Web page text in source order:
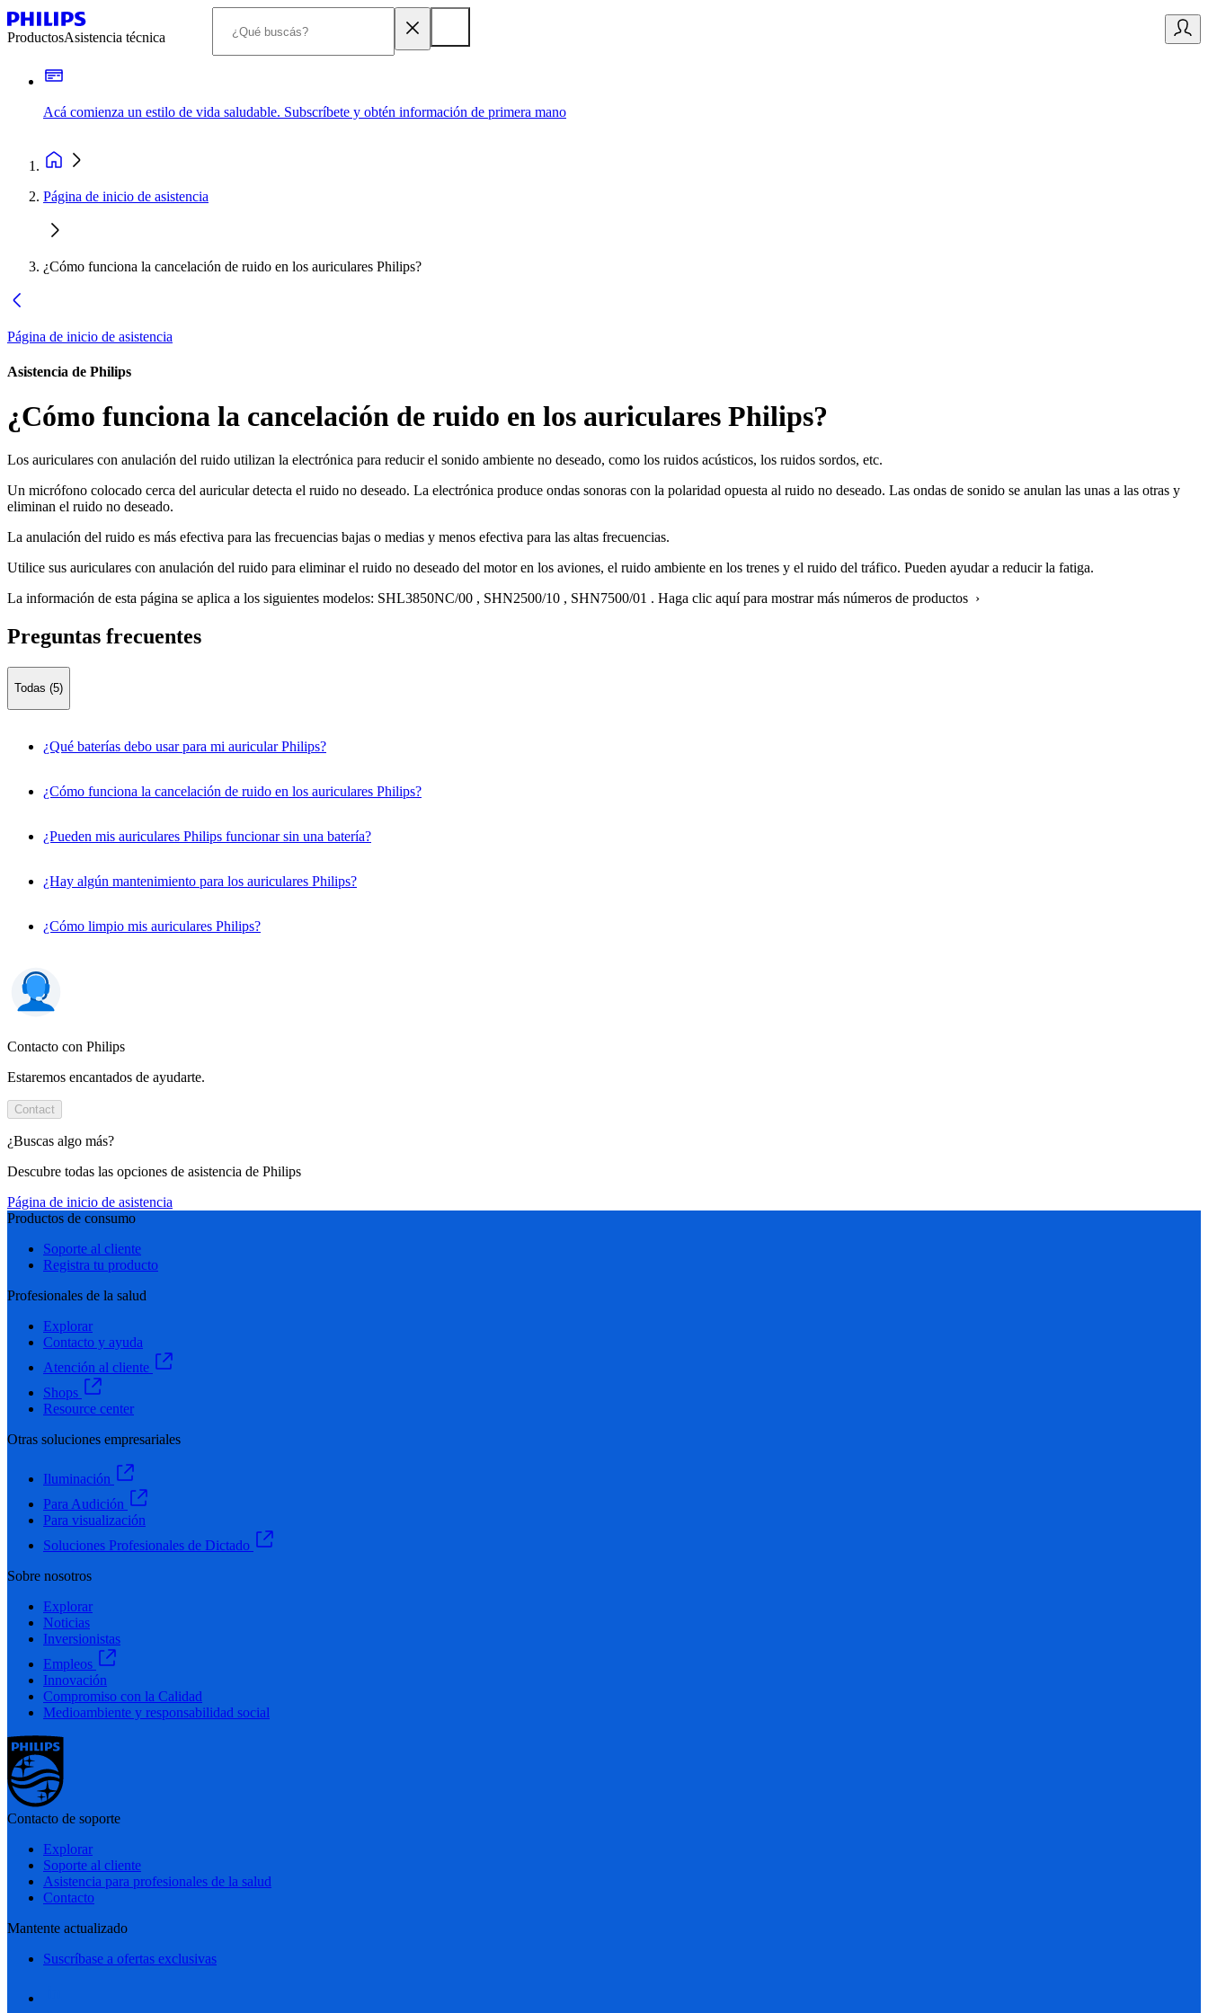
ProductosAsistencia técnica
Acá comienza un estilo de vida saludable. Subscríbete y obtén información de primera mano
Página de inicio de asistencia
¿Cómo funciona la cancelación de ruido en los auriculares Philips?
Página de inicio de asistencia
Asistencia de Philips
¿Cómo funciona la cancelación de ruido en los auriculares Philips?
Los auriculares con anulación del ruido utilizan la electrónica para reducir el sonido ambiente no deseado, como los ruidos acústicos, los ruidos sordos, etc.
Un micrófono colocado cerca del auricular detecta el ruido no deseado. La electrónica produce ondas sonoras con la polaridad opuesta al ruido no deseado. Las ondas de sonido se anulan las unas a las otras y
eliminan el ruido no deseado.
La anulación del ruido es más efectiva para las frecuencias bajas o medias y menos efectiva para las altas frecuencias.
Utilice sus auriculares con anulación del ruido para eliminar el ruido no deseado del motor en los aviones, el ruido ambiente en los trenes y el ruido del tráfico. Pueden ayudar a reducir la fatiga.
La información de esta página se aplica a los siguientes modelos: SHL3850NC/00 , SHN2500/10 , SHN7500/01 . Haga clic aquí para mostrar más números de productos ›
Preguntas frecuentes
Todas (5)
¿Qué baterías debo usar para mi auricular Philips?
¿Cómo funciona la cancelación de ruido en los auriculares Philips?
¿Pueden mis auriculares Philips funcionar sin una batería?
¿Hay algún mantenimiento para los auriculares Philips?
¿Cómo limpio mis auriculares Philips?
Contacto con Philips
Estaremos encantados de ayudarte.
Contact
¿Buscas algo más?
Descubre todas las opciones de asistencia de Philips
Página de inicio de asistencia
Productos de consumo
Soporte al cliente
Registra tu producto
Profesionales de la salud
Explorar
Contacto y ayuda
Atención al cliente
Shops
Resource center
Otras soluciones empresariales
Iluminación
Para Audición
Para visualización
Soluciones Profesionales de Dictado
Sobre nosotros
Explorar
Noticias
Inversionistas
Empleos
Innovación
Compromiso con la Calidad
Medioambiente y responsabilidad social
Contacto de soporte
Explorar
Soporte al cliente
Asistencia para profesionales de la salud
Contacto
Mantente actualizado
Suscríbase a ofertas exclusivas